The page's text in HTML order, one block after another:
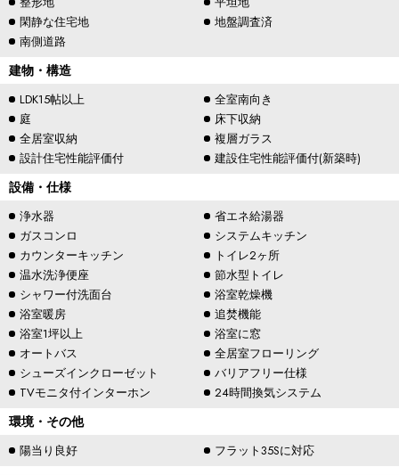
閑静な住宅地
地盤調査済
南側道路
建物・構造
LDK15帖以上
全室南向き
庭
床下収納
全居室収納
複層ガラス
設計住宅性能評価付
建設住宅性能評価付(新築時)
設備・仕様
浄水器
省エネ給湯器
ガスコンロ
システムキッチン
カウンターキッチン
トイレ2ヶ所
温水洗浄便座
節水型トイレ
シャワー付洗面台
浴室乾燥機
浴室暖房
追焚機能
浴室1坪以上
浴室に窓
オートバス
全居室フローリング
シューズインクローゼット
バリアフリー仕様
TVモニタ付インターホン
24時間換気システム
環境・その他
陽当り良好 フラット35Sに対応